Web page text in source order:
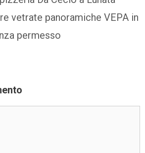
vetrate panoramiche VEPA in
permesso